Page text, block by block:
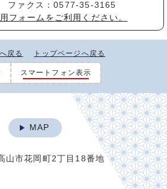
ファクス：0577-35-3165
フォームをご利用ください。
戻る トップページへ戻る
スマートフォン表示
MAP
山市花岡町2丁目18番地